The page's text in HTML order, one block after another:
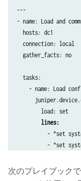
---
- name: Load and
  hosts: dc1
  connection: local
  gather_facts: no
  tasks:
- name: Load
        load: set
lines:
- "set
- "set
- name: Print the
次のプレイブック